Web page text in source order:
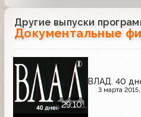
Другие выпуски
Документальные
29:10
ВЛАД. 40
3 марта